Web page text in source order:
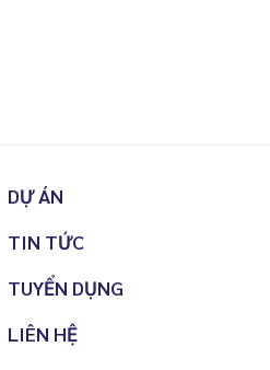
DỰ ÁN
TIN TỨC
TUYỂN DỤNG
LIÊN HỆ